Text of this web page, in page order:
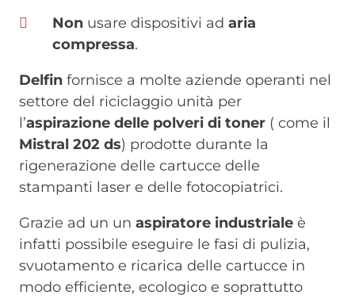
Non usare dispositivi ad aria
compressa.
Delfin fornisce a molte aziende operanti nel
settore del riciclaggio unità per
l’aspirazione delle polveri di toner ( come il
Mistral 202 ds) prodotte durante la
rigenerazione delle cartucce delle
stampanti laser e delle fotocopiatrici.
Grazie ad un un aspiratore industriale è
infatti possibile eseguire le fasi di pulizia,
svuotamento e ricarica delle cartucce in
modo efficiente, ecologico e soprattutto